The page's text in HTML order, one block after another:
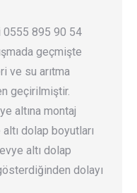
0555 895 90 54
geçmişte
ve su arıtma
geçirilmiştir.
altına montaj
dolap boyutları
altı dolap
dolayı